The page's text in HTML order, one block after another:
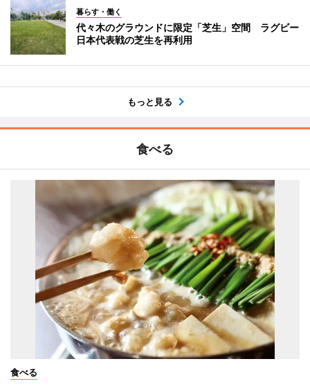
暮らす・働く
代々木のグラウンドに限定「芝生」空間 ラグビー
日本代表戦の芝生を再利用
もっと見る
食べる
食べる